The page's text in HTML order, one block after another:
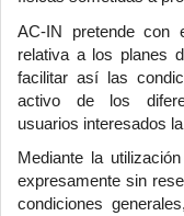
AC-IN pretende con
relativa a los planes
facilitar así las
activo de los
usuarios interesados
Mediante la
expresamente sin
condiciones